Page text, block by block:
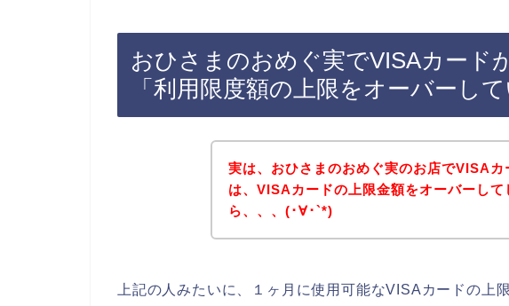
おひさまのおめぐ実でVISAカード
「利用限度額の上限をオーバーして
実は、おひさまのおめぐ実のお店でVISAカ
は、VISAカードの上限金額をオーバーして
ら、、、(･∀･`*)
上記の人みたいに、１ヶ月に使用可能なVISAカードの上